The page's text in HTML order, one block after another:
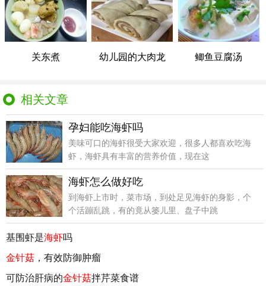
关东煮 幼儿园的大肉龙 鲫鱼豆腐汤
相关文章
孕妇能吃海虾吗
美味可口的海虾很受大家欢迎，很多人都喜欢吃海
虾，海虾具有丰富的营养价值，现在这
海虾怎么做好吃
到海虾上市时，菜市场，到处足见海虾的身影，个
个活蹦乱跳，有的竟从篓儿里、盘子中跳
基围虾是海虾吗
金针菇 ，有效防御肿瘤
可防治肝病的金针菇拌芹菜食谱